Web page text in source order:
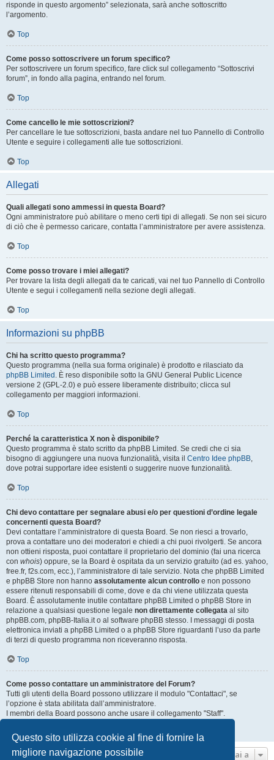
Questo sito utilizza cookie al fine di fornire la
migliore navigazione possibile
risponde in questo argomento” selezionata, sarà anche sottoscritto
l’argomento.
Top
Come posso sottoscrivere un forum specifico?
Per sottoscrivere un forum specifico, fare click sul collegamento “Sottoscrivi
forum”, in fondo alla pagina, entrando nel forum.
Top
Come cancello le mie sottoscrizioni?
Per cancellare le tue sottoscrizioni, basta andare nel tuo Pannello di Controllo
Utente e seguire i collegamenti alle tue sottoscrizioni.
Top
Allegati
Quali allegati sono ammessi in questa Board?
Ogni amministratore può abilitare o meno certi tipi di allegati. Se non sei sicuro
di ciò che è permesso caricare, contatta l’amministratore per avere assistenza.
Top
Come posso trovare i miei allegati?
Per trovare la lista degli allegati da te caricati, vai nel tuo Pannello di Controllo
Utente e segui i collegamenti nella sezione degli allegati.
Top
Informazioni su phpBB
Chi ha scritto questo programma?
Questo programma (nella sua forma originale) è prodotto e rilasciato da
phpBB Limited . È reso disponibile sotto la GNU General Public Licence
versione 2 (GPL-2.0) e può essere liberamente distribuito; clicca sul
collegamento per maggiori informazioni.
Top
Perché la caratteristica X non è disponibile?
Questo programma è stato scritto da phpBB Limited. Se credi che ci sia
bisogno di aggiungere una nuova funzionalità, visita il Centro Idee phpBB,
dove potrai supportare idee esistenti o suggerire nuove funzionalità.
Top
Chi devo contattare per segnalare abusi e/o per questioni d’ordine legale
concernenti questa Board?
Devi contattare l’amministratore di questa Board. Se non riesci a trovarlo,
prova a contattare uno dei moderatori e chiedi a chi puoi rivolgerti. Se ancora
non ottieni risposta, puoi contattare il proprietario del dominio (fai una ricerca
con whois) oppure, se la Board è ospitata da un servizio gratuito (ad es. yahoo,
free.fr, f2s.com, ecc.), l’amministratore di tale servizio. Nota che phpBB Limited
e phpBB Store non hanno assolutamente alcun controllo e non possono
essere ritenuti responsabili di come, dove e da chi viene utilizzata questa
Board. È assolutamente inutile contattare phpBB Limited o phpBB Store in
relazione a qualsiasi questione legale non direttamente collegata al sito
phpBB.com, phpBB-Italia.it o al software phpBB stesso. I messaggi di posta
elettronica inviati a phpBB Limited o a phpBB Store riguardanti l’uso da parte
di terzi di questo programma non riceveranno risposta.
Top
Come posso contattare un amministratore del Forum?
Tutti gli utenti della Board possono utilizzare il modulo "Contattaci", se
l’opzione è stata abilitata dall’amministratore.
I membri della Board possono anche usare il collegamento "Staff".
Top
Vai a